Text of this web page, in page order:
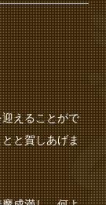
えることがで
と賀しあげま